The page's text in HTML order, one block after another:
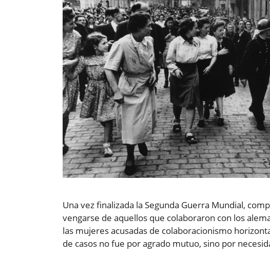
Una vez finalizada la Segunda Guerra Mundial,
vengarse de aquellos que colaboraron con los
las mujeres acusadas de colaboracionismo
de casos no fue por agrado mutuo, sino por